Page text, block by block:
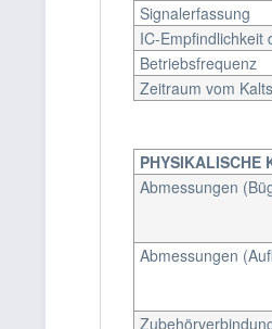
Signalerfassung
IC-Empfindlichkeit
Betriebsfrequenz
Zeitraum vom
PHYSIKALISCHE
Abmessungen
Abmessungen